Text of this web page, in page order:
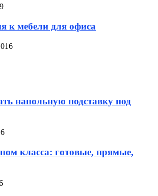
к мебели для офиса
напольную подставку под
класса: готовые, прямые,